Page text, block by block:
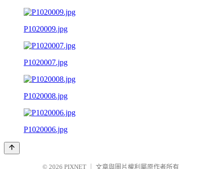
P1020009.jpg
P1020007.jpg
P1020008.jpg
P1020006.jpg
© 2026 PIXNET 文章與圖片權利屬原作者所有